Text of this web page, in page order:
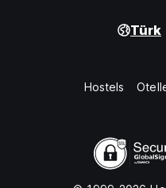
Türk
Hostels